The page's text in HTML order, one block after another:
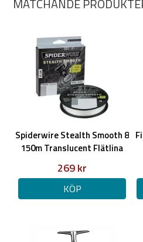
Rymmer 160m 0,25 nylon
Kullager: 3+1
Maxbroms: 9kg
Vikt: 240g
Utvxl: 6,2:1 = 91 cm per vevtag
Går att byta sida på veven
Antireverse reglage: Ja (går
MATCHANDE
Spiderwire Stealth Smooth 8
150m Translucent Flätlina
269 kr
KÖP